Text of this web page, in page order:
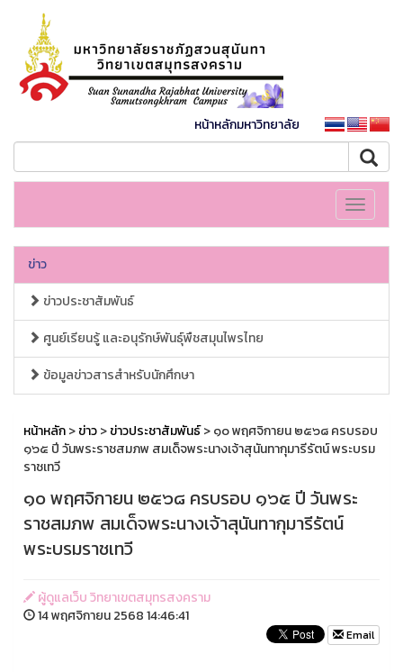
หน้าหลักมหาวิทยาลัย
Toggle
ข่าว
ข่าวประชาสัมพันธ์
ศูนย์เรียนรู้ และอนุรักษ์พันธุ์พืชสมุนไพรไทย
ข้อมูลข่าวสารสำหรับนักศึกษา
หน้าหลัก>ข่าว>ข่าวประชาสัมพันธ์> ๑๐ พฤศจิกายน ๒๕๖๘ ครบรอบ
๑๖๕ ปี วันพระราชสมภพ สมเด็จพระนางเจ้าสุนันทากุมารีรัตน์ พระบรม
ราชเทวี
๑๐ พฤศจิกายน ๒๕๖๘ ครบรอบ ๑๖๕ ปี วันพระ
ราชสมภพ สมเด็จพระนางเจ้าสุนันทากุมารีรัตน์
พระบรมราชเทวี
ผู้ดูแลเว็บ วิทยาเขตสมุทรสงคราม
14 พฤศจิกายน 2568 14:46:41
Email